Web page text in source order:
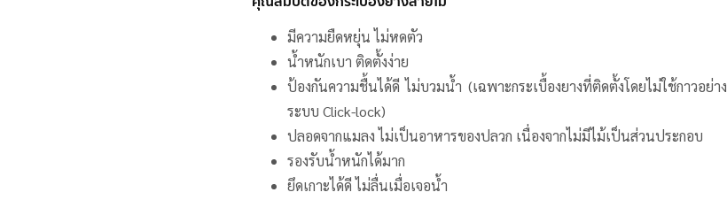
มีความยืดหยุ่น ไม่หดตัว
น้ำหนักเบา ติดตั้งง่าย
ป้องกันความชื้นได้ดี ไม่บวมน้ำ (เฉพาะกระเบื้องยางที่ติดตั้งโดยไม่ใช้กาวอย่าง
ระบบ Click-lock)
ปลอดจากแมลง ไม่เป็นอาหารของปลวก เนื่องจากไม่มีไม้เป็นส่วนประกอบ
รองรับน้ำหนักได้มาก
ยึดเกาะได้ดี ไม่ลื่นเมื่อเจอน้ำ